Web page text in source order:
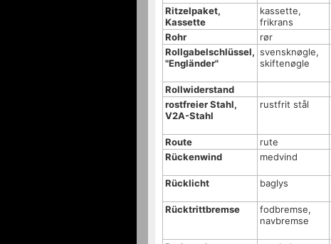
Ritzelpaket,
Kassette
kassette,
frikrans
Rohr rør
Rollgabelschlüssel,
"Engländer"
svensknøgle,
skiftenøgle
Rollwiderstand
rostfreier Stahl,
V2A-Stahl
rustfrit stål
Route rute
Rückenwind
medvind
Rücklicht baglys
Rücktrittbremse
fodbremse,
navbremse